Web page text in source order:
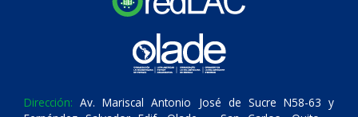
Dirección: Av. Mariscal Antonio José de Sucre N58-63 y